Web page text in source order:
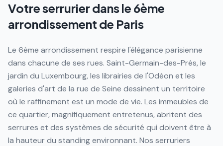
Votre serrurier dans le 6ème
arrondissement de Paris
Le 6ème arrondissement respire l'élégance parisienne
dans chacune de ses rues. Saint-Germain-des-Prés, le
jardin du Luxembourg, les librairies de l'Odéon et les
galeries d'art de la rue de Seine dessinent un territoire
où le raffinement est un mode de vie. Les immeubles de
ce quartier, magnifiquement entretenus, abritent des
serrures et des systèmes de sécurité qui doivent être à
la hauteur du standing environnant. Nos serruriers